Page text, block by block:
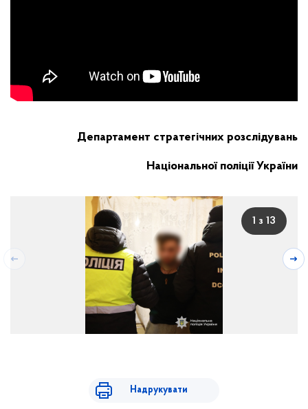
Департамент стратегічних розслідувань
Національної поліції України
1 з 13
Надрукувати